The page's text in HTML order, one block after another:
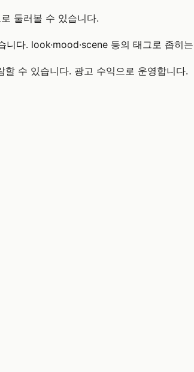
둘러볼 수 있습니다.
다. look·mood·scene 등의 태그로 좁히
할 수 있습니다. 광고 수익으로 운영합니다.